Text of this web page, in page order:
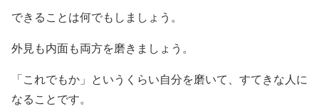
できることは何でもしましょう。
外見も内面も両方を磨きましょう。
「これでもか」というくらい自分を磨いて、すてきな人に
なることです。